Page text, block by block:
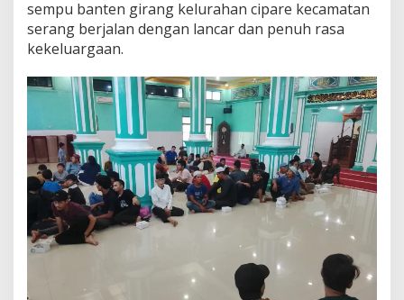
sempu banten girang kelurahan cipare kecamatan
serang berjalan dengan lancar dan penuh rasa
kekeluargaan.